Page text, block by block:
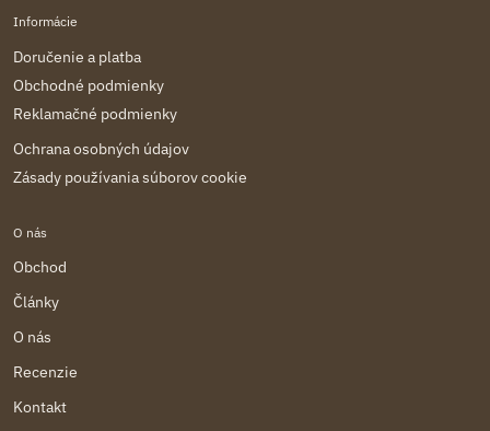
Informácie
Doručenie a platba
Obchodné podmienky
Reklamačné podmienky
Ochrana osobných údajov
Zásady používania súborov cookie
O nás
Obchod
Články
O nás
Recenzie
Kontakt